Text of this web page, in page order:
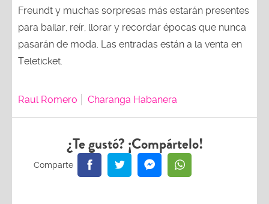
Freundt y muchas sorpresas más estarán presentes
para bailar, reír, llorar y recordar épocas que nunca
pasarán de moda. Las entradas están a la venta en
Teleticket.
Raul Romero Charanga Habanera
¿Te gustó? ¡Compártelo!